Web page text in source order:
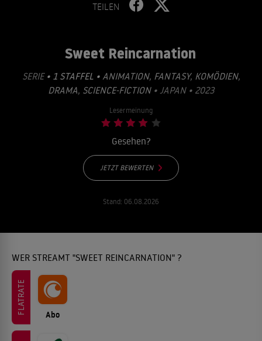
TEILEN
Sweet Reincarnation
SERIE • 1 STAFFEL • ANIMATION, FANTASY, KOMÖDIEN,
DRAMA, SCIENCE-FICTION• JAPAN • 2023
Lesermeinung
Gesehen?
JETZT BEWERTEN
Stand: 06.08.2026
WER STREAMT "SWEET REINCARNATION" ?
FLATRATE Abo